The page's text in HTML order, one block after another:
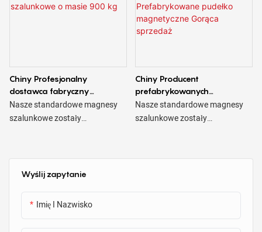
Wyślij zapytanie
Imię I Nazwisko
Chiny Profesjonalny
dostawca fabryczny
Wysokiej jakości
niestandardowe
Nasze standardowe magnesy
szalunkowe zostały
mocowanie w szerokim zakresie
zastosowań szalunkowych, w
mocne i trwałe magnesy zostały
specjalnie zaprojektowane do
Chiny Producent
prefabrykowanych
magnesów szalunkowych do
betonu Saixin 1800kgs
Nasze standardowe magnesy
szalunkowe zostały
mocowanie w szerokim zakresie